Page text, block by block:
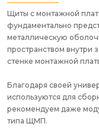
Щиты с монтажной
фундаментально
металлическую
пространством внутри
стенке монтажной
Благодаря своей
используются для
рекомендуем даже
типа ЩМП.